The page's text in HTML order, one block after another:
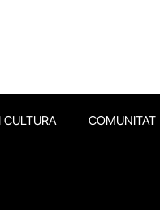
CULTURA COMUNITAT